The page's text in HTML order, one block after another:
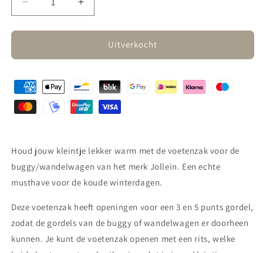
Aantal
verlagen
voor
voetenzak
buggy/wandelwagen
-
biscuit
Aantal
verhogen
voor
Jollein
voetenzak
buggy/wandelwagen
-
biscuit
Uitverkocht
Houd jouw kleintje lekker warm met de voetenzak voor de
buggy/wandelwagen van het merk Jollein. Een echte
musthave voor de koude winterdagen.
Deze voetenzak heeft openingen voor een 3 en 5 punts gordel,
zodat de gordels van de buggy of wandelwagen er doorheen
kunnen. Je kunt de voetenzak openen met een rits, welke